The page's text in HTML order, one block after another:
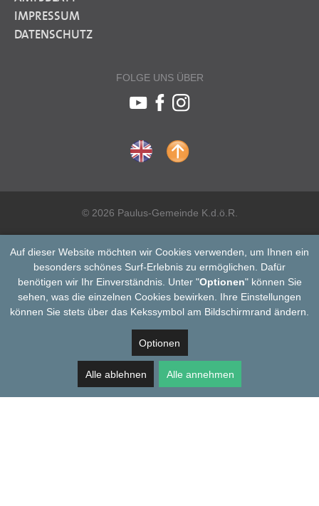
IMPRESSUM
DATENSCHUTZ
FOLGE UNS ÜBER
© 2026 Paulus-Gemeinde K.d.ö.R.
Auf dieser Website möchten wir Cookies verwenden, um Ihnen ein
besonders schönes Surf-Erlebnis zu ermöglichen. Dafür
benötigen wir Ihr Einverständnis. Unter "Optionen" können Sie
sehen, was die einzelnen Cookies bewirken. Ihre Einstellungen
können Sie stets über das Kekssymbol am Bildschirmrand ändern.
Optionen
Alle ablehnen Alle annehmen